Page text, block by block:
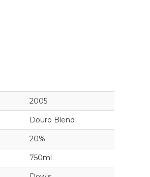
2005
Douro Blend
20%
750ml